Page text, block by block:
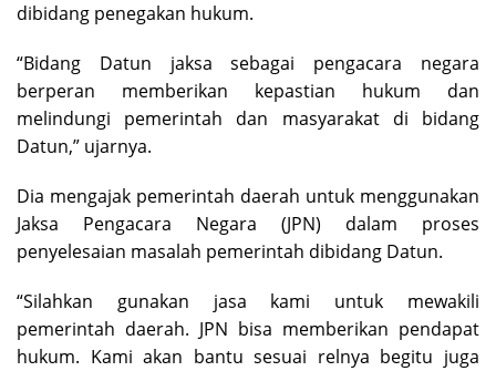
dibidang penegakan hukum.
“Bidang Datun jaksa sebagai pengacara negara
berperan memberikan kepastian hukum dan
melindungi pemerintah dan masyarakat di bidang
Datun,” ujarnya.
Dia mengajak pemerintah daerah untuk menggunakan
Jaksa Pengacara Negara (JPN) dalam proses
penyelesaian masalah pemerintah dibidang Datun.
“Silahkan gunakan jasa kami untuk mewakili
pemerintah daerah. JPN bisa memberikan pendapat
hukum. Kami akan bantu sesuai relnya begitu juga